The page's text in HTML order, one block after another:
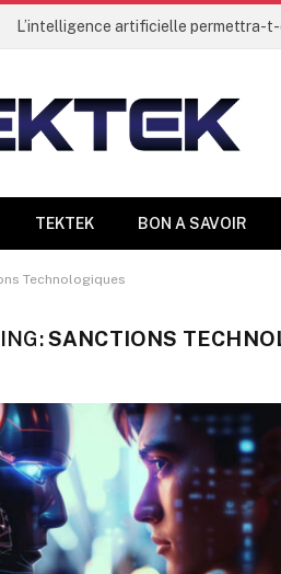
TEKTEK BON A SAVOIR
Technologiques
SANCTIONS